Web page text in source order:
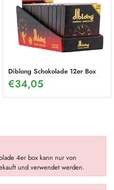
240 g – Natürliches Potenzmittel
Diblong Schokolade 12er Box
€34,05
4er box kann nur von
und verwendet werden.